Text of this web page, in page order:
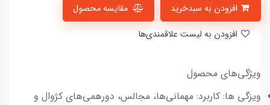
مقایسه محصول
ویژگی‌های محصول
ویزگی ها: کاربرد: مهمانی‌ها، مجالس، دورهمی‌های کژوال و